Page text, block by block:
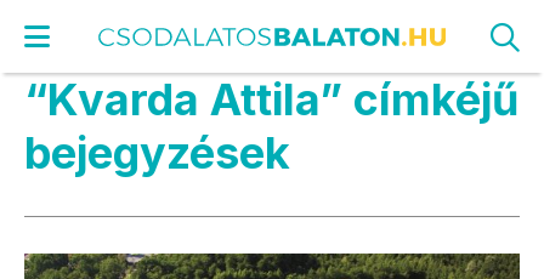
“Kvarda Attila” címkéjű
bejegyzések